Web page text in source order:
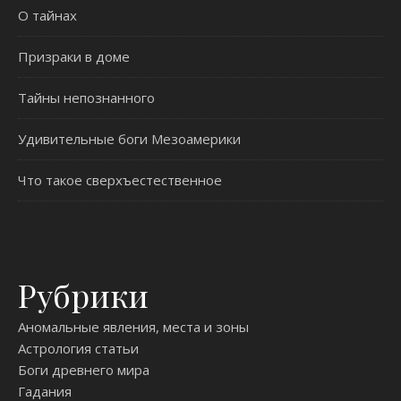
О тайнах
Призраки в доме
Тайны непознанного
Удивительные боги Мезоамерики
Что такое сверхъестественное
Рубрики
Аномальные явления, места и зоны
Астрология статьи
Боги древнего мира
Гадания